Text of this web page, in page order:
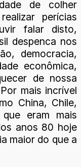
de colher
perícias
falar disto,
despenca nos
democracia,
econômica,
de nossa
mais incrível
China, Chile,
eram mais
anos 80 hoje
maior do que a